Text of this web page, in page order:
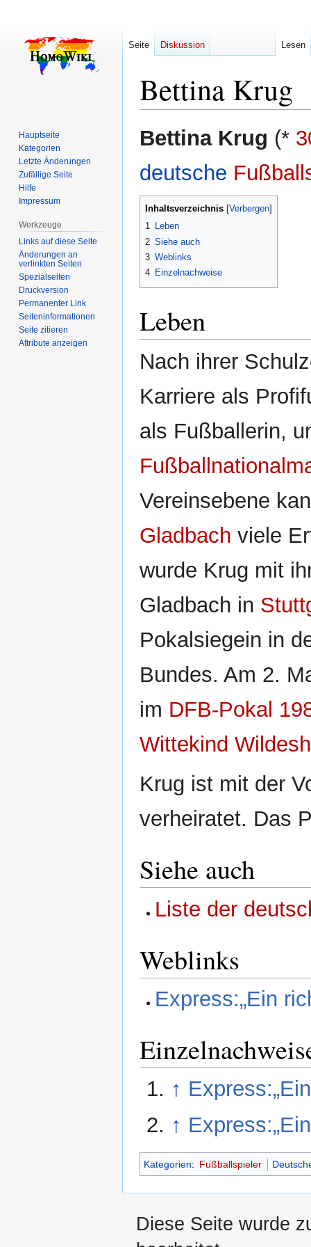
Bettina Krug
Zur
Navigation
Zur
Suche
Bettina Krug (*
deutsche
Inhaltsverzeichnis
1 Leben
2 Siehe auch
3 Weblinks
4 Einzelnachweise
Leben
Nach ihrer
Karriere als
als Fußballerin,
Vereinsebene
Gladbach viele
wurde Krug mit
Gladbach in
Pokalsiegein in
Bundes. Am 2.
im DFB-Pokal
Wittekind
Krug ist mit der
verheiratet. Das
Siehe auch
Liste der
Weblinks
Express:„Ein
↑
↑
Kategorien: Fußballspieler
Seite Diskussion Lesen
Hauptseite
Kategorien
Letzte Änderungen
Zufällige Seite
Hilfe
Impressum
Werkzeuge
Links auf diese Seite
Änderungen an
verlinkten Seiten
Spezialseiten
Druckversion
Permanenter Link
Seiten­­informationen
Seite zitieren
Attribute anzeigen
Diese Seite wurde